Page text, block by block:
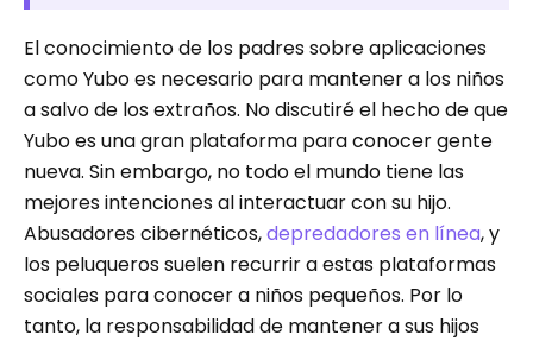
El conocimiento de los padres sobre aplicaciones
como Yubo es necesario para mantener a los niños
a salvo de los extraños. No discutiré el hecho de que
Yubo es una gran plataforma para conocer gente
nueva. Sin embargo, no todo el mundo tiene las
mejores intenciones al interactuar con su hijo.
Abusadores cibernéticos,depredadores en línea, y
los peluqueros suelen recurrir a estas plataformas
sociales para conocer a niños pequeños. Por lo
tanto, la responsabilidad de mantener a sus hijos